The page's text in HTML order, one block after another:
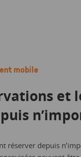
mobile
et
réserver depuis